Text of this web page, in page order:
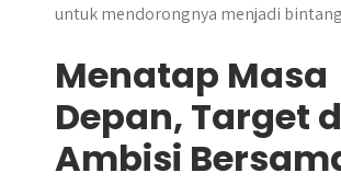
untuk mendorongnya menjadi
Menatap Masa
Depan, Target
Ambisi